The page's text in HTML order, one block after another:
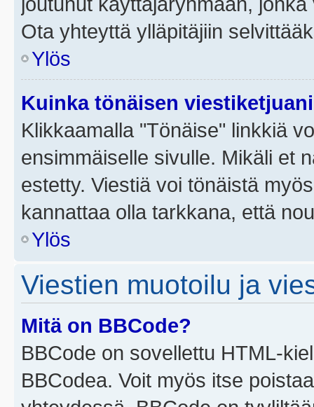
Ota yhteyttä ylläpitäjiin
Ylös
Kuinka tönäisen
Klikkaamalla "Tönäise" linkkiä
ensimmäiselle sivulle. Mikäli et
estetty. Viestiä voi tönäistä
kannattaa olla tarkkana, että
Ylös
Viestien muotoilu ja
Mitä on BBCode?
BBCode on sovellettu HTML-
BBCodea. Voit myös itse